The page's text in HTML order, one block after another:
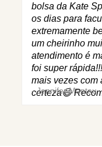
bolsa da Kate
os dias para
extremamente
um cheirinho
atendimento é
foi super
mais vezes com
certeza😄
-Jennifer Mantau